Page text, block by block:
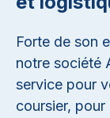
Forte de son
notre société
service pour
coursier,